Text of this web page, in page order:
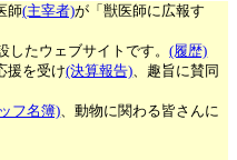
師(主宰者)が「獣医師に広報す
したウェブサイトです。(履歴)
援を受け(決算報告)、趣旨に賛同
フ名簿)、動物に関わる皆さんに